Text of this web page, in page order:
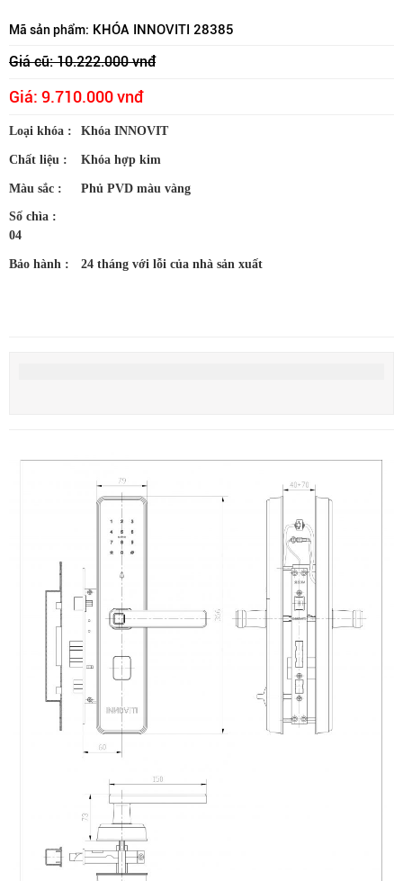
Mã sản phẩm: KHÓA INNOVITI 28385
Giá cũ: 10.222.000 vnđ
Giá: 9.710.000 vnđ
Loại khóa : Khóa INNOVIT
Chất liệu : Khóa hợp kim
Màu sắc : Phủ PVD màu vàng
Số chìa :
04
Bảo hành : 24 tháng với lỗi của nhà sản xuất